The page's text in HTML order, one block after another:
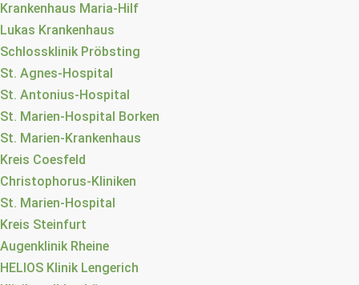
Krankenhaus Maria-Hilf
Lukas Krankenhaus
Schlossklinik Pröbsting
St. Agnes-Hospital
St. Antonius-Hospital
St. Marien-Hospital Borken
St. Marien-Krankenhaus
Kreis Coesfeld
Christophorus-Kliniken
St. Marien-Hospital
Kreis Steinfurt
Augenklinik Rheine
HELIOS Klinik Lengerich